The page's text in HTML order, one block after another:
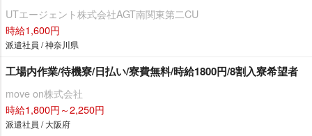
UTエージェント株式会社AGT南関東第二CU
時給1,600円
派遣社員 / 神奈川県
工場内作業/待機寮/日払い/寮費無料/時給1800円/8割入寮希望者
move on株式会社
時給1,800円～2,250円
派遣社員 / 大阪府